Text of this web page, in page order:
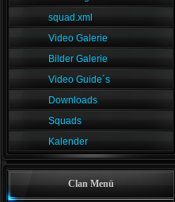
squad.xml
Video Galerie
Bilder Galerie
Video Guide´s
Downloads
Squads
Kalender
Clan Menü